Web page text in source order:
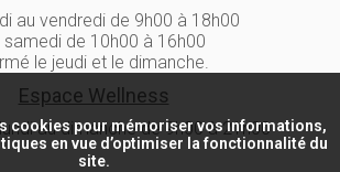
au vendredi de 9h00 à 18h00
samedi de 10h00 à 16h00
le jeudi et le dimanche.
Espace Wellness
au dimanche de 9h00 à 21h00
cookies pour mémoriser vos informations,
en vue d’optimiser la fonctionnalité du
site.